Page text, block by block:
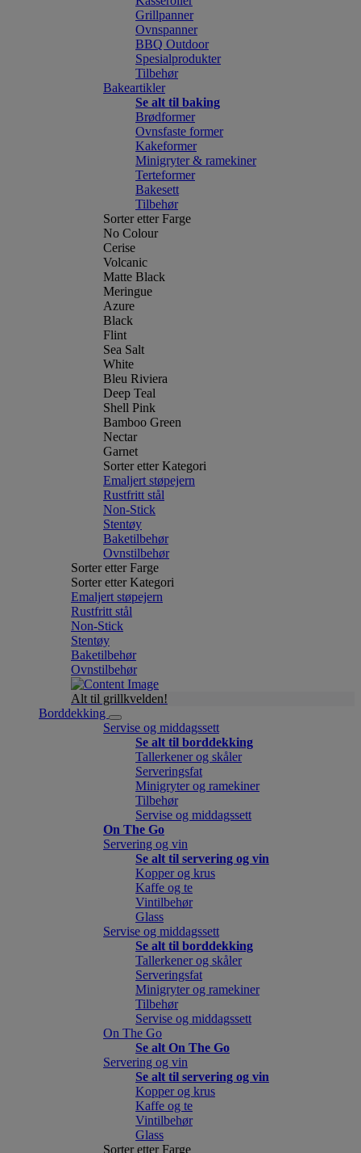
Grillpanner
Ovnspanner
BBQ Outdoor
Spesialprodukter
Tilbehør
Bakeartikler
Se alt til baking
Brødformer
Ovnsfaste former
Kakeformer
Minigryter & ramekiner
Terteformer
Bakesett
Tilbehør
Sorter etter Farge
No Colour
Cerise
Volcanic
Matte Black
Meringue
Azure
Black
Flint
Sea Salt
White
Bleu Riviera
Deep Teal
Shell Pink
Bamboo Green
Nectar
Garnet
Sorter etter Kategori
Emaljert støpejern
Rustfritt stål
Non-Stick
Stentøy
Baketilbehør
Ovnstilbehør
Sorter etter Farge
Sorter etter Kategori
Emaljert støpejern
Rustfritt stål
Non-Stick
Stentøy
Baketilbehør
Ovnstilbehør
Alt til grillkvelden!
Borddekking
Servise og middagssett
Se alt til borddekking
Tallerkener og skåler
Serveringsfat
Minigryter og ramekiner
Tilbehør
Servise og middagssett
On The Go
Servering og vin
Se alt til servering og vin
Kopper og krus
Kaffe og te
Vintilbehør
Glass
Servise og middagssett
Se alt til borddekking
Tallerkener og skåler
Serveringsfat
Minigryter og ramekiner
Tilbehør
Servise og middagssett
On The Go
Se alt On The Go
Servering og vin
Se alt til servering og vin
Kopper og krus
Kaffe og te
Vintilbehør
Glass
Sorter etter Farge